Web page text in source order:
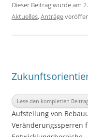
Dieser Beitrag wurde am
Aktuelles,Anträge
Lese den kompletten
Aufstellung von
Veränderungssperren